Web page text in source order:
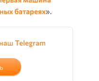
батареях».
Telegram